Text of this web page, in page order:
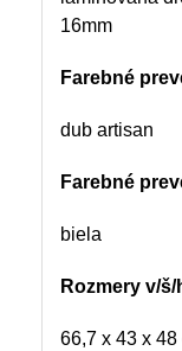
16mm
Farebné
dub artisan
Farebné
biela
Rozmery v/š/
66,7 x 43 x 48